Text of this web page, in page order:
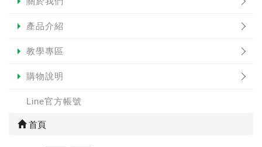
產品介紹
教學專區
購物說明
Line官方帳號
首頁